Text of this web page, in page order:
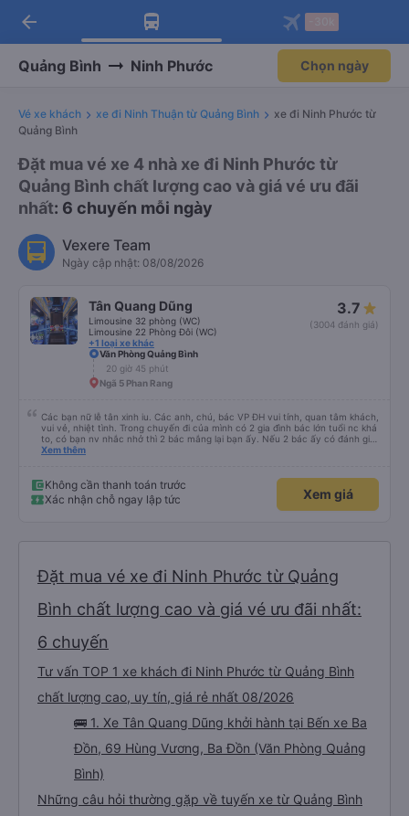
Tải app Vexere ngay!
Nhận ưu đãi thành viên độc
Mở app
Tải app Vexere
-30k/ghế khi đặt vé máy bay qua
Mở app
arrow_back
Quảng Bình Ninh Phước Chọn ngày
Vé xe khách xe đi Ninh Thuận từ Quảng Bình
xe đi Ninh Phước từ
Quảng Bình
Đặt mua vé xe 4 nhà xe đi Ninh Phước từ
Quảng Bình chất lượng cao và giá vé ưu đãi
nhất: 6 chuyến mỗi ngày
Vexere Team
Ngày cập nhật: 08/08/2026
Tân Quang Dũng
Limousine 32 phòng (WC)
Limousine 22 Phòng Đôi (WC)
+1 loại xe khác
3.7
(3004 đánh giá)
Văn Phòng Quảng Bình
20 giờ 45 phút
Ngã 5 Phan Rang
Các bạn nữ lễ tân xinh iu. Các anh, chú, bác VP ĐH vui tính, quan tâm khách,
vui vẻ, nhiệt tình. Trong chuyến đi của mình có 2 gia đình bác lớn tuổi nc khá
to, có bạn nv nhắc nhở thì 2 bác mắng lại bạn ấy. Nếu 2 bác ấy có đánh giá
xấu thì mình ngược lại nha. Bạn ấy nhắc nhở rất đúng. 2 bác nói rất to. To
bạn ấy nha. Nếu bạn ấy bị trừ thì bảo bạn ấy liên hệ sđt của mình, mình hỗ
trợ ạ. Số mình đuôi 666, chuyến ĐH-NT ngày 16/1. À các bạn nữ lễ tân xinh
iu còn đổi cho mình phòng đơn sang đôi xong còn note là (một mình) yêu
Xem thêm
Không cần thanh toán trước
Xác nhận chỗ ngay lập tức
Xem giá
Đặt mua vé xe đi Ninh Phước từ Quảng
Bình chất lượng cao và giá vé ưu đãi nhất:
6 chuyến
Tư vấn TOP 1 xe khách đi Ninh Phước từ Quảng Bình
chất lượng cao, uy tín, giá rẻ nhất 08/2026
🚌 1. Xe Tân Quang Dũng khởi hành tại Bến xe Ba
Đồn, 69 Hùng Vương, Ba Đồn (Văn Phòng Quảng
Bình)
Những câu hỏi thường gặp về tuyến xe từ Quảng Bình